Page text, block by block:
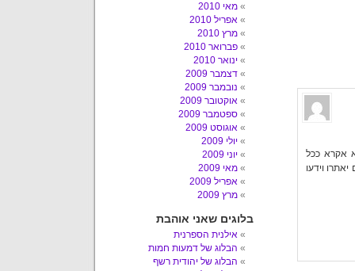
אקרא ככל
וידעו
מאי 2010
אפריל 2010
מרץ 2010
פברואר 2010
ינואר 2010
דצמבר 2009
נובמבר 2009
אוקטובר 2009
ספטמבר 2009
אוגוסט 2009
יולי 2009
יוני 2009
מאי 2009
אפריל 2009
מרץ 2009
בלוגים שאני אוהבת
אילנית הספרנית
הבלוג של דמעות חמות
הבלוג של יהודית רשף